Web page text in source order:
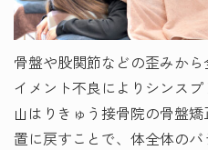
骨盤や股関節などの歪みか
イメント不良によりシンス
山はりきゅう接骨院の骨盤
置に戻すことで、体全体の